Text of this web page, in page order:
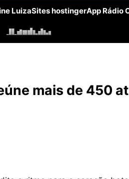
LuizaSites hostingerApp Rádio
mais de 450